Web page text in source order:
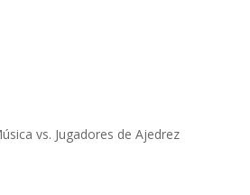
vs. Jugadores de Ajedrez